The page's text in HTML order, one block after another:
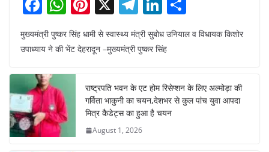
a
c
b
o
o
k
h
at
A
p
p
nt
er
e
st
el
e
gr
a
m
n
k
dI
n
ar
मुख्यमंत्री पुष्कर सिंह धामी से स्वास्थ्य मंत्री सुबोध उनियाल व विधायक किशोर
उपाध्याय ने की भेंट देहरादून –मुख्यमंत्री पुष्कर सिंह
राष्ट्रपति भवन के एट होम रिसेप्शन के लिए अल्मोड़ा की
गर्विता भाकुनी का चयन,देशभर से कुल पांच युवा आपदा
मित्र कैडेट्स का हुआ है चयन
August 1, 2026